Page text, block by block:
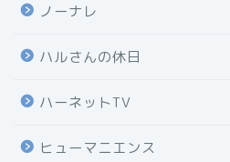
ノーナレ
ハルさんの休日
ハーネットTV
ヒューマニエンス